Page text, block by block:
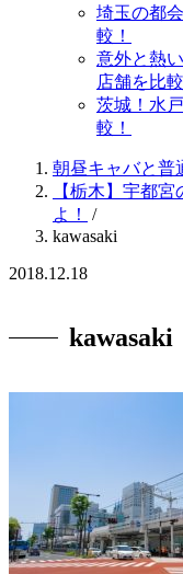
埼玉の都
較！
意外と熱
店舗を比較
茨城！水
較！
朝昼キャバと普
【栃木】宇都
よ！
/
kawasaki
2018.12.18
kawasaki